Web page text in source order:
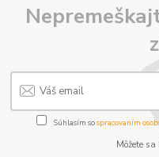
Súhlasím sospracovaním
Môžete